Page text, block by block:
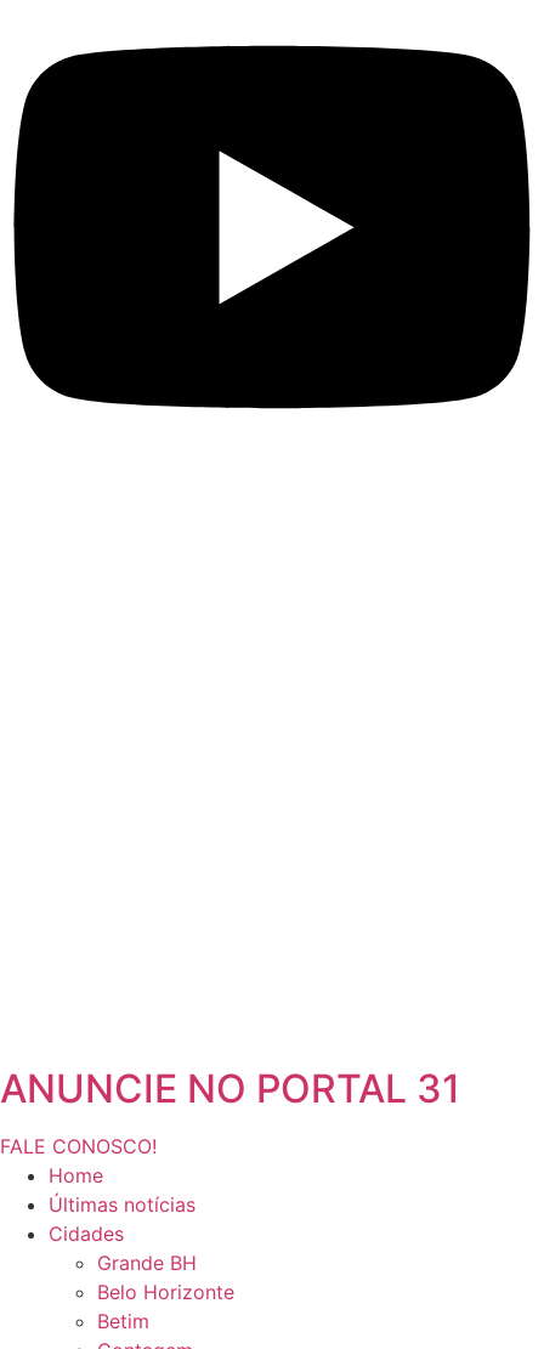
ANUNCIE NO PORTAL 31
FALE CONOSCO!
Home
Últimas notícias
Cidades
Grande BH
Belo Horizonte
Betim